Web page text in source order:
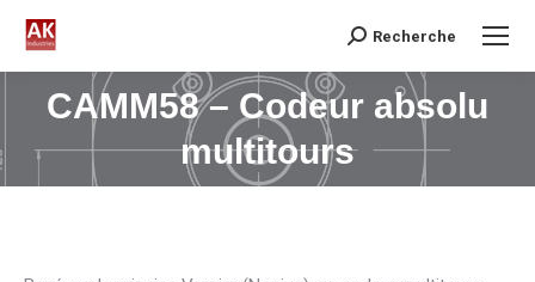
Search:Recherche
CAMM58 – Codeur absolu
multitours
Vous êtes ici :